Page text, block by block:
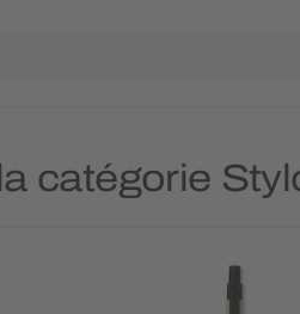
catégorie